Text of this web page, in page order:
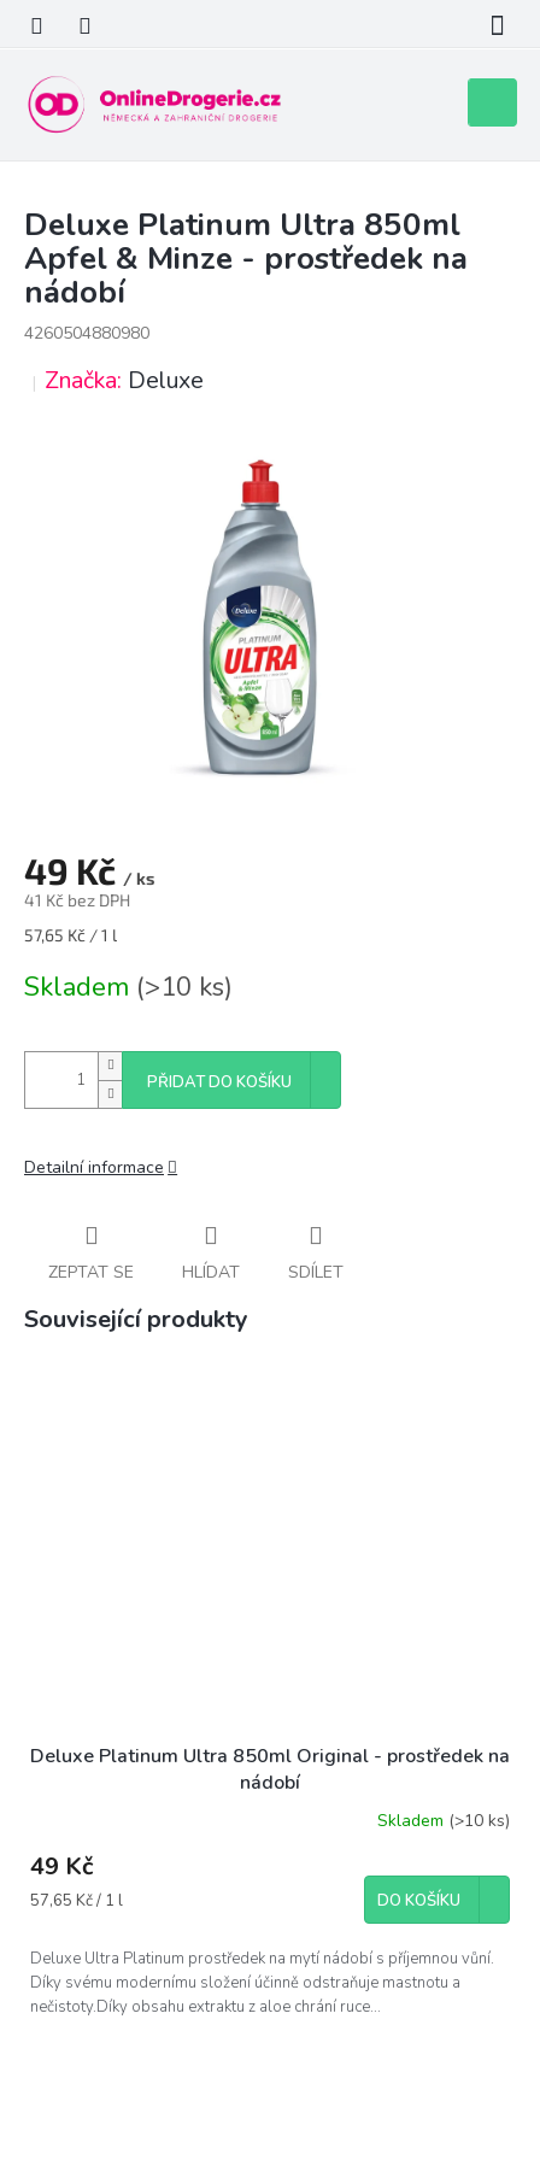
obsah
košík
Deluxe Platinum Ultra 850ml
Apfel & Minze - prostředek na
nádobí
4260504880980
Značka: Deluxe
49 Kč / ks
41 Kč bez DPH
Měrná
57,65 Kč / 1 l
Skladem (>10 ks)
PŘIDAT DO KOŠÍKU
Detailní informace
ZEPTAT SE HLÍDAT SDÍLET
Související produkty
Deluxe Platinum Ultra 850ml Original - prostředek na
nádobí
Skladem (>10 ks)
49 Kč
Měrná
57,65 Kč / 1 l DO KOŠÍKU
Deluxe Ultra Platinum prostředek na mytí nádobí s příjemnou vůní.
Díky svému modernímu složení účinně odstraňuje mastnotu a
nečistoty.Díky obsahu extraktu z aloe chrání ruce...